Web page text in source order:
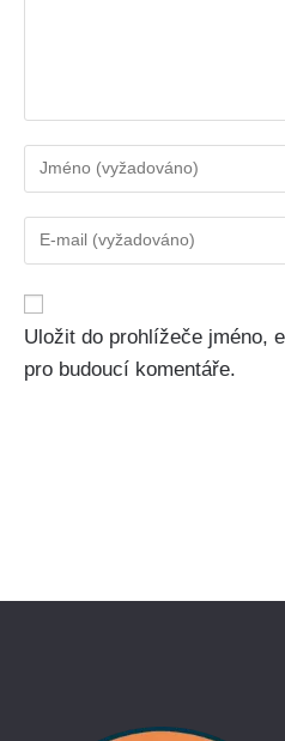
Uložit do prohlížeče jméno,
pro budoucí komentáře.